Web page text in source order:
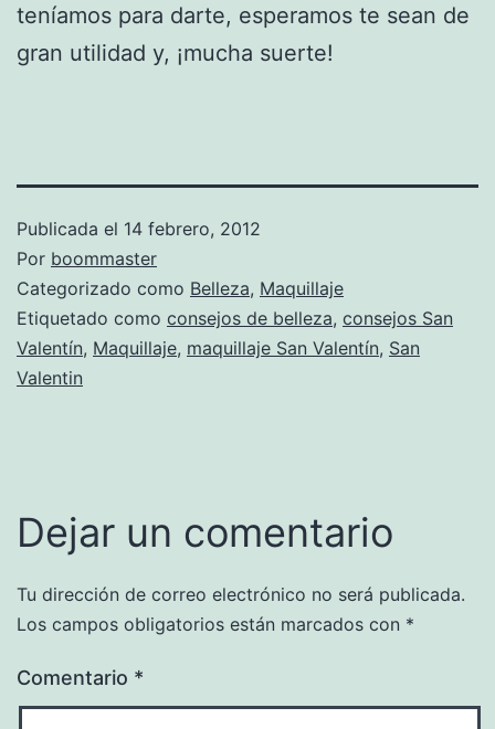
teníamos para darte, esperamos te sean de
gran utilidad y, ¡mucha suerte!
Publicada el 14 febrero, 2012
Por boommaster
Categorizado como Belleza, Maquillaje
Etiquetado como consejos de belleza, consejos San
Valentín, Maquillaje, maquillaje San Valentín, San
Valentin
Dejar un comentario
Tu dirección de correo electrónico no será publicada.
Los campos obligatorios están marcados con *
Comentario *